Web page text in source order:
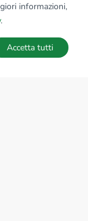
informazioni,
.
Accetta tutti